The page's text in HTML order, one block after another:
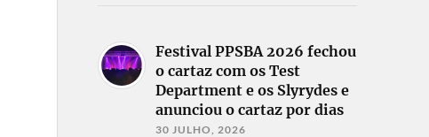
Festival PPSBA 2026 fechou
o cartaz com os Test
Department e os Slyrydes e
anunciou o cartaz por dias
30 JULHO, 2026